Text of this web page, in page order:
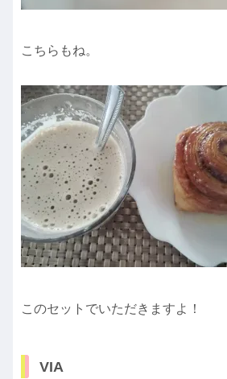
こちらもね。
このセットでいただきますよ！
VIA